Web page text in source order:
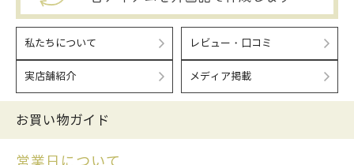
私たちについて レビュー・口コミ
実店舗紹介 メディア掲載
お買い物ガイド